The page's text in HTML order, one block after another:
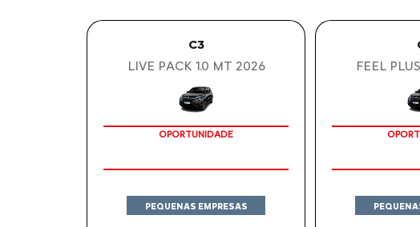
C3
LIVE PACK 1.0 MT 2026
OPORTUNIDADE
PEQUENAS EMPRESAS
FEEL